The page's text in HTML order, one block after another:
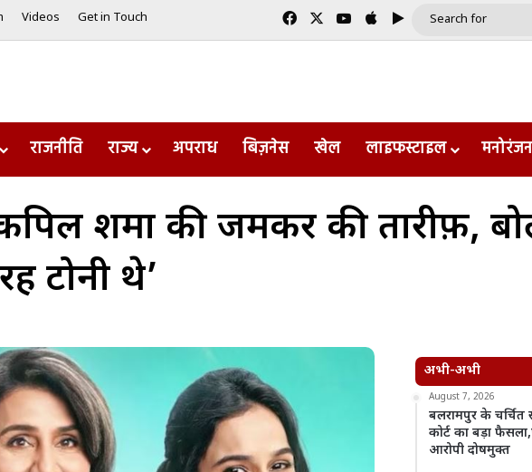
Videos Get in Touch FacebookYouTube
AppleGoogle Play
राजनीति राज्य अपराध बिज़नेस खेल लाइफस्टाइल मनोरंजन
शर्मा की जमकर की तारीफ़,
टोनी थे’
अभी-अभी
August 7, 2026
बलरामपुर के चर्चित
कोर्ट का बड़ा
आरोपी दोषमुक्त